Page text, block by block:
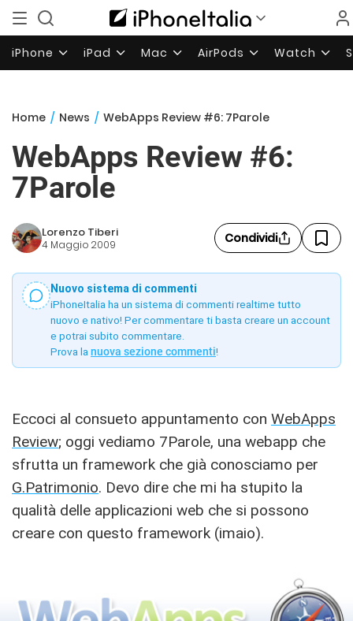
iPhone iPad Mac AirPods Watch
Home / News / WebApps Review #6: 7Parole
WebApps Review #6:
7Parole
Lorenzo Tiberi
4 Maggio 2009 Condividi
Nuovo sistema di commenti
iPhoneItalia ha un sistema di commenti realtime tutto
nuovo e nativo! Per commentare ti basta creare un account
e potrai subito commentare.
Prova la nuova sezione commenti!
Eccoci al consueto appuntamento con WebApps
Review; oggi vediamo 7Parole, una webapp che
sfrutta un framework che già conosciamo per
G.Patrimonio. Devo dire che mi ha stupito la
qualità delle applicazioni web che si possono
creare con questo framework (imaio).